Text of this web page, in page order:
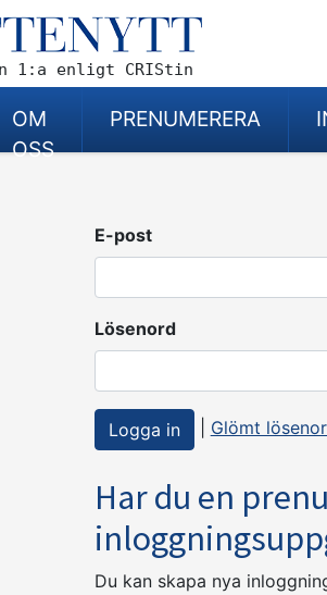
1:a enligt CRIStin
OM
OSS
PRENUMERERA
E-post
Lösenord
Glömt
Har du en
Du kan skapa nya